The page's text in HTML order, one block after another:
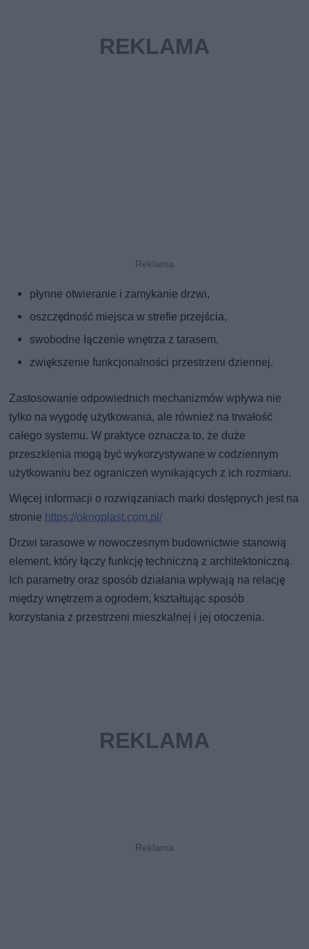
płynne otwieranie i zamykanie drzwi,
oszczędność miejsca w strefie przejścia,
swobodne łączenie wnętrza z tarasem,
zwiększenie funkcjonalności przestrzeni dziennej.
Zastosowanie odpowiednich mechanizmów wpływa nie
tylko na wygodę użytkowania, ale również na trwałość
całego systemu. W praktyce oznacza to, że duże
przeszklenia mogą być wykorzystywane w codziennym
użytkowaniu bez ograniczeń wynikających z ich rozmiaru.
Więcej informacji o rozwiązaniach marki dostępnych jest na
stronie https://oknoplast.com.pl/
Drzwi tarasowe w nowoczesnym budownictwie stanowią
element, który łączy funkcję techniczną z architektoniczną.
Ich parametry oraz sposób działania wpływają na relację
między wnętrzem a ogrodem, kształtując sposób
korzystania z przestrzeni mieszkalnej i jej otoczenia.